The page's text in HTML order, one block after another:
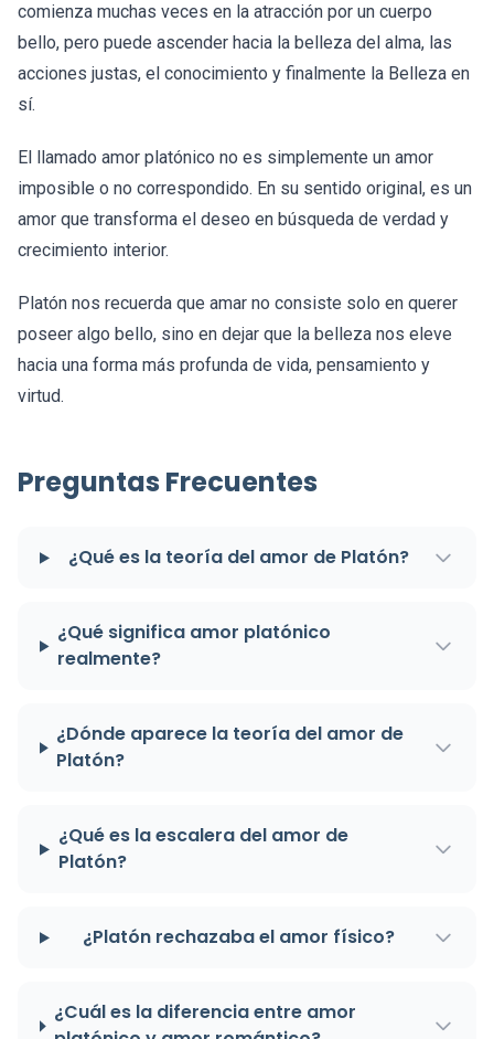
comienza muchas veces en la atracción por un cuerpo
bello, pero puede ascender hacia la belleza del alma, las
acciones justas, el conocimiento y finalmente la Belleza en
sí.
El llamado amor platónico no es simplemente un amor
imposible o no correspondido. En su sentido original, es un
amor que transforma el deseo en búsqueda de verdad y
crecimiento interior.
Platón nos recuerda que amar no consiste solo en querer
poseer algo bello, sino en dejar que la belleza nos eleve
hacia una forma más profunda de vida, pensamiento y
virtud.
Preguntas Frecuentes
¿Qué es la teoría del amor de Platón?
¿Qué significa amor platónico
realmente?
¿Dónde aparece la teoría del amor de
Platón?
¿Qué es la escalera del amor de
Platón?
¿Platón rechazaba el amor físico?
¿Cuál es la diferencia entre amor